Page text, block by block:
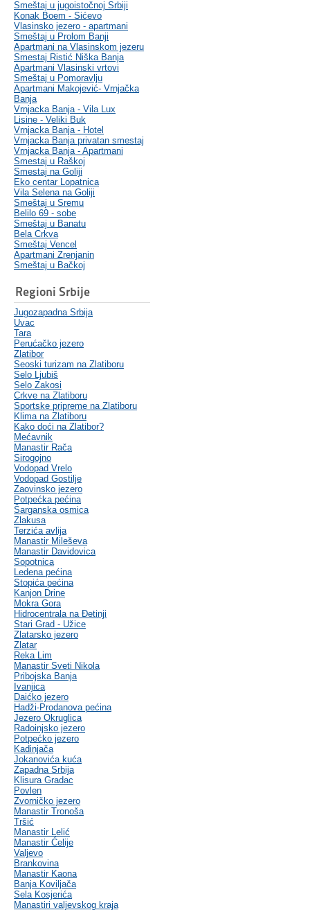
Smeštaj u jugoistočnoj Srbiji
Konak Boem - Sićevo
Vlasinsko jezero - apartmani
Smeštaj u Prolom Banji
Apartmani na Vlasinskom jezeru
Smestaj Ristić Niška Banja
Apartmani Vlasinski vrtovi
Smeštaj u Pomoravlju
Apartmani Makojević- Vrnjačka
Banja
Vrnjacka Banja - Vila Lux
Lisine - Veliki Buk
Vrnjacka Banja - Hotel
Vrnjacka Banja privatan smestaj
Vrnjacka Banja - Apartmani
Smestaj u Raškoj
Smestaj na Goliji
Eko centar Lopatnica
Vila Selena na Goliji
Smeštaj u Sremu
Belilo 69 - sobe
Smeštaj u Banatu
Bela Crkva
Smeštaj Vencel
Apartmani Zrenjanin
Smeštaj u Bačkoj
Regioni Srbije
Jugozapadna Srbija
Uvac
Tara
Perućačko jezero
Zlatibor
Seoski turizam na Zlatiboru
Selo Ljubiš
Selo Zakosi
Crkve na Zlatiboru
Sportske pripreme na Zlatiboru
Klima na Zlatiboru
Kako doći na Zlatibor?
Mećavnik
Manastir Rača
Sirogojno
Vodopad Vrelo
Vodopad Gostilje
Zaovinsko jezero
Potpećka pećina
Šarganska osmica
Zlakusa
Terzića avlija
Manastir Mileševa
Manastir Davidovica
Sopotnica
Ledena pećina
Stopića pećina
Kanjon Drine
Mokra Gora
Hidrocentrala na Đetinji
Stari Grad - Užice
Zlatarsko jezero
Zlatar
Reka Lim
Manastir Sveti Nikola
Pribojska Banja
Ivanjica
Daićko jezero
Hadži-Prodanova pećina
Jezero Okruglica
Radoinjsko jezero
Potpećko jezero
Kadinjača
Jokanovića kuća
Zapadna Srbija
Klisura Gradac
Povlen
Zvorničko jezero
Manastir Tronoša
Tršić
Manastir Lelić
Manastir Ćelije
Valjevo
Brankovina
Manastir Kaona
Banja Koviljača
Sela Kosjerića
Manastiri valjevskog kraja